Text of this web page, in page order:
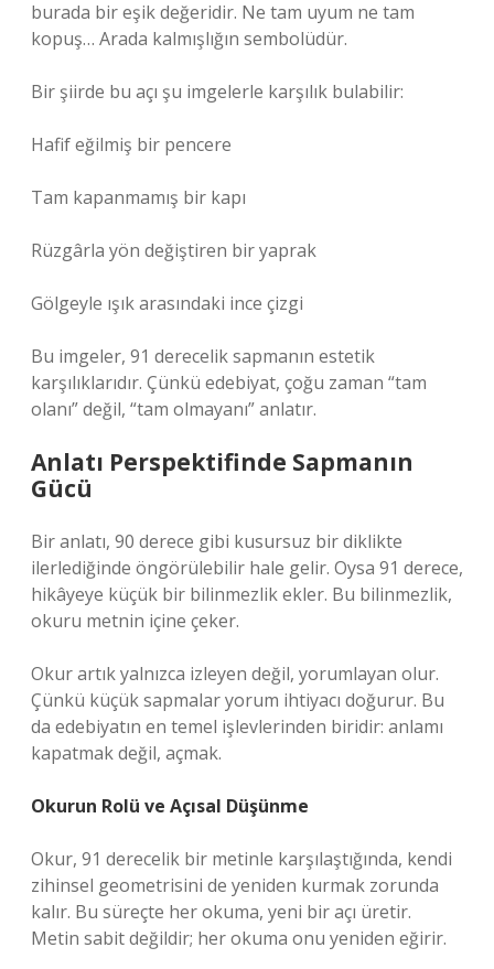
burada bir eşik değeridir. Ne tam uyum ne tam
kopuş… Arada kalmışlığın sembolüdür.
Bir şiirde bu açı şu imgelerle karşılık bulabilir:
Hafif eğilmiş bir pencere
Tam kapanmamış bir kapı
Rüzgârla yön değiştiren bir yaprak
Gölgeyle ışık arasındaki ince çizgi
Bu imgeler, 91 derecelik sapmanın estetik
karşılıklarıdır. Çünkü edebiyat, çoğu zaman “tam
olanı” değil, “tam olmayanı” anlatır.
Anlatı Perspektifinde Sapmanın
Gücü
Bir anlatı, 90 derece gibi kusursuz bir diklikte
ilerlediğinde öngörülebilir hale gelir. Oysa 91 derece,
hikâyeye küçük bir bilinmezlik ekler. Bu bilinmezlik,
okuru metnin içine çeker.
Okur artık yalnızca izleyen değil, yorumlayan olur.
Çünkü küçük sapmalar yorum ihtiyacı doğurur. Bu
da edebiyatın en temel işlevlerinden biridir: anlamı
kapatmak değil, açmak.
Okurun Rolü ve Açısal Düşünme
Okur, 91 derecelik bir metinle karşılaştığında, kendi
zihinsel geometrisini de yeniden kurmak zorunda
kalır. Bu süreçte her okuma, yeni bir açı üretir.
Metin sabit değildir; her okuma onu yeniden eğirir.